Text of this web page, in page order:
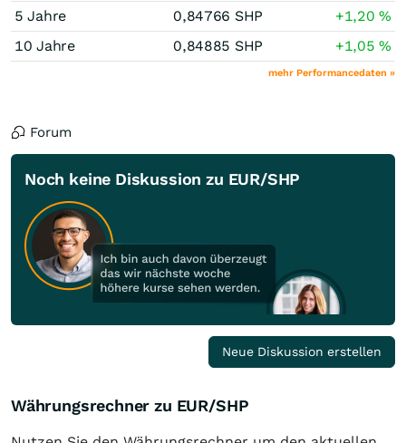
5 Jahre 0,84766 SHP +1,20%
10 Jahre
0,84885 SHP +1,05%
mehr Performancedaten »
Forum
Noch keine Diskussion zu EUR/SHP
Neue Diskussion erstellen
Währungsrechner zu EUR/SHP